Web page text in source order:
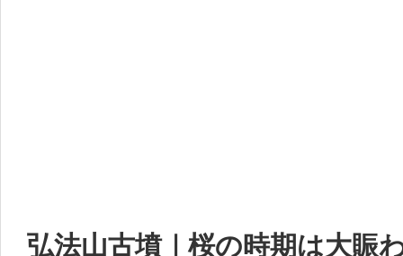
弘法山古墳｜桜の時期は大賑